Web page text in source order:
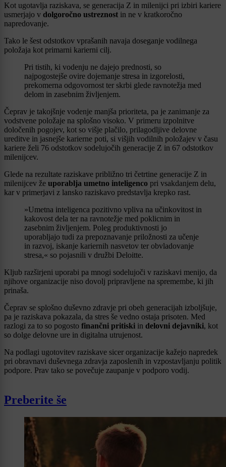
Kot ugotavlja raziskava, se generacija Z in milenijci pri izbiri kariere
usmerjajo v dolgoročno ustreznost in ne v kratkoročno
napredovanje.
Tako le šest odstotkov vprašanih navaja doseganje vodilnega
položaja kot primarni karierni cilj.
Pri tistih, ki vodenju ne dajejo prednosti, so
najpogostejše ovire dojemanje stresa in izgorelosti,
prekomerna odgovornost ter skrbi glede ravnotežja med
delom in zasebnim življenjem.
Čeprav je takojšnje vodenje manjša prioriteta, pa je zanimanje za
vodstvene položaje na splošno visoko. V primeru izpolnitve
določenih pogojev, kot so višje plačilo, prilagodljive delovne
ureditve in jasnejše karierne poti, si višjih vodilnih položajev v času
kariere želi 76 odstotkov sodelujočih generacije Z in 67 odstotkov
milenijcev.
Glede na rezultate raziskave približno tri četrtine generacije Z in
milenijcev že uporablja umetno inteligenco pri vsakdanjem delu,
kar v primerjavi z lansko raziskavo predstavlja krepko rast.
»Umetna inteligenca pozitivno vpliva na učinkovitost in
kakovost dela ter na ravnotežje med poklicnim in
zasebnim življenjem. Poleg produktivnosti jo
uporabljajo tudi za prepoznavanje priložnosti za učenje
in razvoj, iskanje kariernih nasvetov ter obvladovanje
stresa,« so pojasnili v družbi Deloitte.
Kljub razširjeni uporabi pa mnogi sodelujoči v raziskavi menijo, da
njihove organizacije niso dovolj pripravljene na spremembe, ki jih
prinaša.
Čeprav se splošno duševno zdravje pri obeh generacijah izboljšuje,
pa je raziskava pokazala, da stres še vedno ostaja prisoten. Med
razlogi za to so pogosto finančni pritiski in delovni dejavniki, kot
so dolge delovne ure in digitalna utrujenost.
Na podlagi ugotovitev raziskave sicer organizacije kažejo napredek
pri obravnavi duševnega zdravja zaposlenih in vzpostavljanju politik
podpore. Prav tako se povečuje zaupanje v podporo vodij.
Preberite še